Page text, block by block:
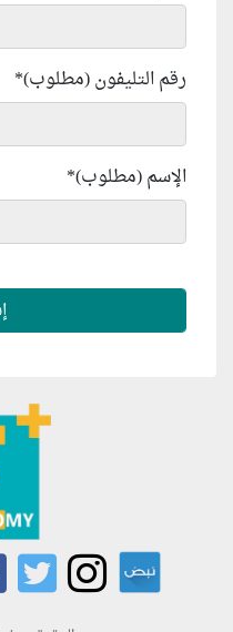
رقم التليفون (مطلوب)*
الإسم (مطلوب)*